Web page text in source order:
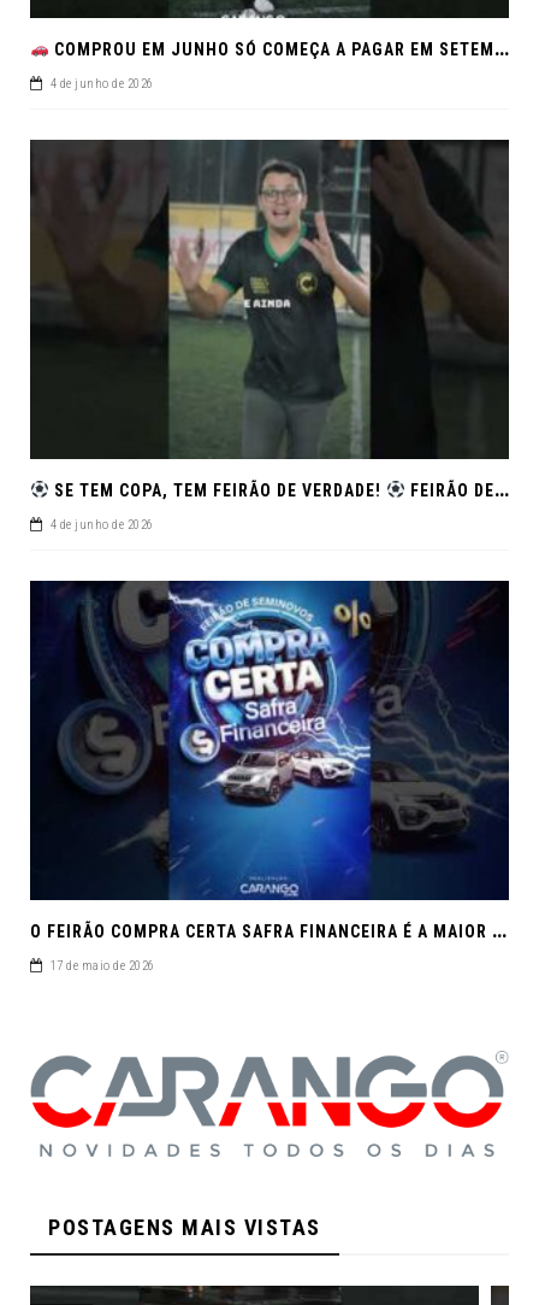
COMPROU EM JUNHO SÓ COMEÇA A PAGAR EM SETEMBRO!NO FEIRÃO DE VERDADE EM ARACJU
4 de junho de 2026
SE TEM COPA, TEM FEIRÃO DE VERDADE! FEIRÃO DE SEMINOVOS EM ALTA – ARACAJU
4 de junho de 2026
O
FEIRÃO COMPRA CERTA SAFRA FINANCEIRA É A MAIOR REUNIÃO DE SEMINOVOS DE MACEIÓ EM 2026.
17 de maio de 2026
POSTAGENS MAIS VISTAS